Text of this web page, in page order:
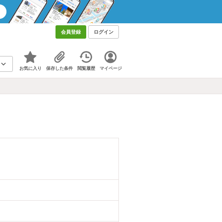
会員登録 ログイン
お気に入り 保存した条件 閲覧履歴 マイページ